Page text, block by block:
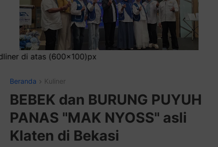
Beranda Kuliner
BEBEK dan BURUNG PUYUH
PANAS "MAK NYOSS" asli
Klaten di Bekasi